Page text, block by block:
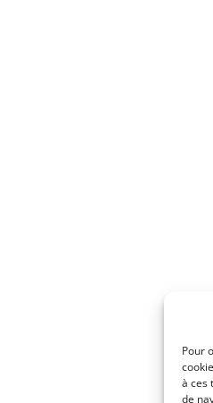
Pour
à ces
de